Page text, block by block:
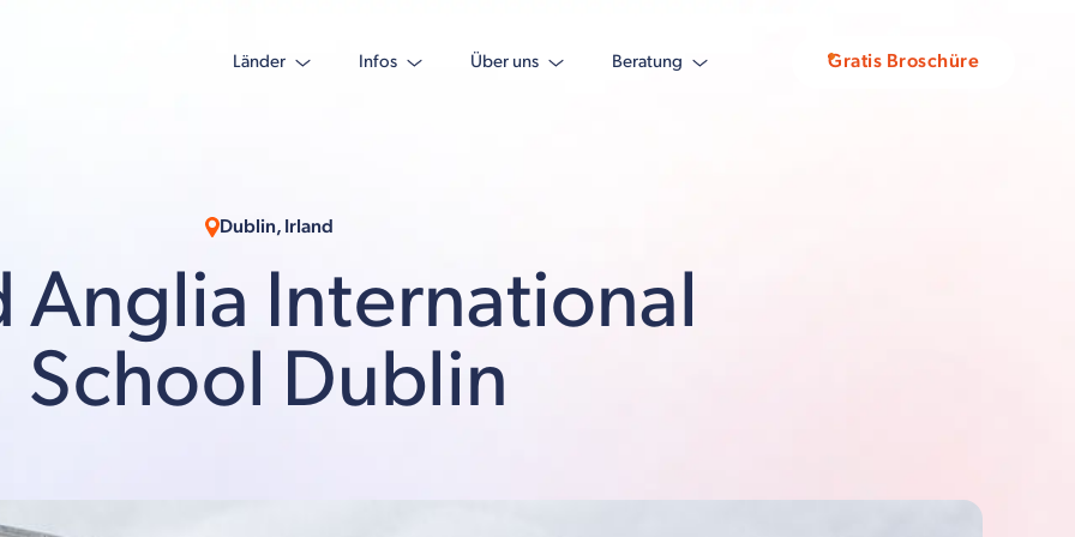
Länder Infos Über uns Beratung Gratis Broschüre
Dublin, Irland
Anglia International
School Dublin